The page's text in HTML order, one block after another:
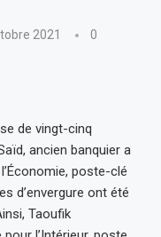
2021
0
de vingt-cinq
ancien banquier a
poste-clé
d’envergure ont été
Taoufik